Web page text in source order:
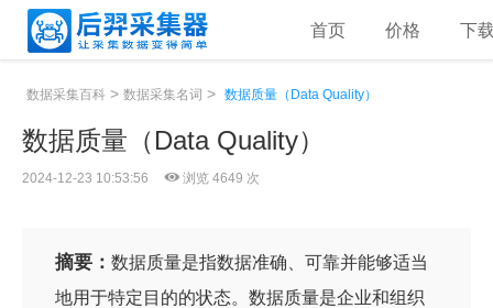
首页 价格 下
数据采集百科 > 数据采集名词 > 数据质量（Data Quality）
数据质量（Data Quality）
2024-12-23 10:53:56 浏览 4649 次
摘要： 数据质量是指数据准确、可靠并能够适当
地用于特定目的的状态。数据质量是企业和组织